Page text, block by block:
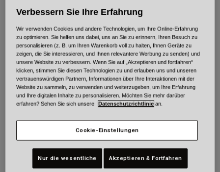
Farben -Rot/Schwarz
ausgewählt
Größe Größentabelle
S M L XL
Zum Warenkorb hinzufügen
Verbessern Sie Ihre Erfahrung
Wir verwenden Cookies und andere Technologien, um Ihre Online-Erfahrung
zu optimieren. Sie helfen uns dabei, uns an Sie zu erinnern, Ihren Besuch zu
personalisieren (z. B. um Ihren Warenkorb voll zu halten, Ihnen Geräte zu
zeigen, die Sie interessieren, und Ihnen relevantere Werbung zu senden) und
unsere Website zu verbessern. Wenn Sie auf „Akzeptieren und fortfahren“
klicken, stimmen Sie diesen Technologien zu und erlauben uns und unseren
vertrauenswürdigen Partnern, Informationen über Ihre Interaktionen mit der
Website zu sammeln, zu verwenden und weiterzugeben, um Ihre Erfahrung
und Ihre digitalen Inhalte zu personalisieren. Möchten Sie mehr darüber
erfahren? Sehen Sie sich unsere
Datenschutzrichtlinie an.
Cookie-Einstellungen
Nur die wesentliche Akzeptieren & Fortfahren